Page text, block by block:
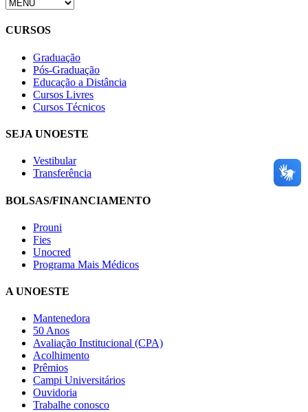
CURSOS
Graduação
Pós-Graduação
Educação a Distância
Cursos Livres
Cursos Técnicos
SEJA UNOESTE
Vestibular
Transferência
BOLSAS/FINANCIAMENTO
Prouni
Fies
Unocred
Programa Mais Médicos
A UNOESTE
Mantenedora
50 Anos
Avaliação Institucional (CPA)
Acolhimento
Prêmios
Campi Universitários
Ouvidoria
Trabalhe conosco